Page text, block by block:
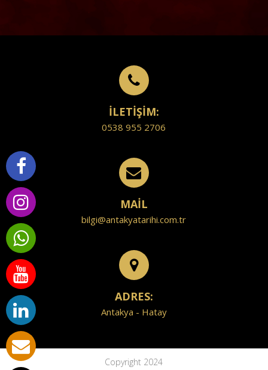
İLETİŞİM:
0538 955 2706
MAİL
bilgi@antakyatarihi.com.tr
ADRES:
Antakya - Hatay
Copyright 2024